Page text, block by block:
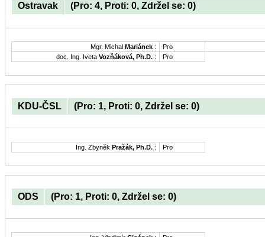
Ostravak (Pro: 4, Proti: 0, Zdržel se: 0)
Mgr. Michal Mariánek :
Pro
doc. Ing. Iveta Vozňáková, Ph.D. : Pro
KDU-ČSL (Pro: 1, Proti: 0, Zdržel se: 0)
Ing. Zbyněk Pražák, Ph.D. : Pro
ODS (Pro: 1, Proti: 0, Zdržel se: 0)